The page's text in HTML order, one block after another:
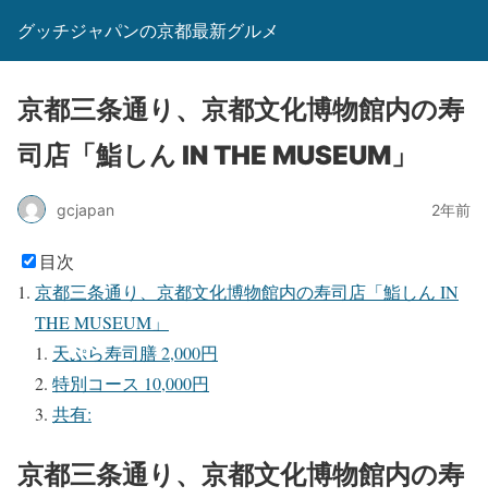
グッチジャパンの京都最新グルメ
京都三条通り、京都文化博物館内の寿
司店「鮨しん IN THE MUSEUM」
gcjapan 2年前
目次
京都三条通り、京都文化博物館内の寿司店「鮨しん IN
THE MUSEUM」
天ぷら寿司膳 2,000円
特別コース 10,000円
共有:
京都三条通り、京都文化博物館内の寿